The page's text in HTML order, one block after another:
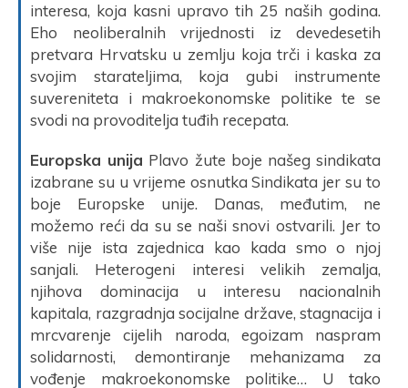
interesa, koja kasni upravo tih 25 naših godina.
Eho neoliberalnih vrijednosti iz devedesetih
pretvara Hrvatsku u zemlju koja trči i kaska za
svojim starateljima, koja gubi instrumente
suvereniteta i makroekonomske politike te se
svodi na provoditelja tuđih recepata.
Europska unija Plavo žute boje našeg sindikata
izabrane su u vrijeme osnutka Sindikata jer su to
boje Europske unije. Danas, međutim, ne
možemo reći da su se naši snovi ostvarili. Jer to
više nije ista zajednica kao kada smo o njoj
sanjali. Heterogeni interesi velikih zemalja,
njihova dominacija u interesu nacionalnih
kapitala, razgradnja socijalne države, stagnacija i
mrcvarenje cijelih naroda, egoizam naspram
solidarnosti, demontiranje mehanizama za
vođenje makroekonomske politike… U tako